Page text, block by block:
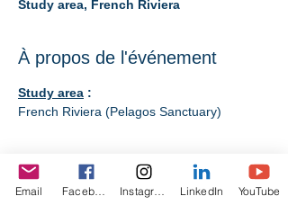
Study area, French Riviera
À propos de l'événement
​Study area :
French Riviera (Pelagos Sanctuary)
Participation costs
:
6-day expedition: CHF 1,350.- all included
Email LinkedIn YouTube